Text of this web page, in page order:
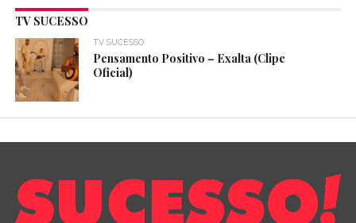
TV SUCESSO
TV SUCESSO
Pensamento Positivo – Exalta (Clipe
Oficial)